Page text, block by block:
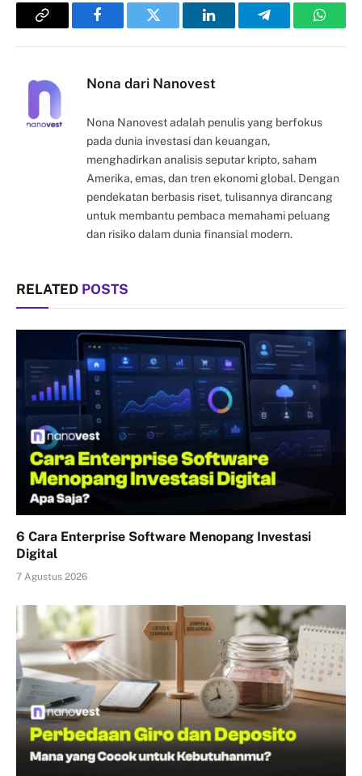
Copy
FacebookTwitter LinkedInTelegram
Nona dari Nanovest
Nona Nanovest adalah penulis yang berfokus
pada dunia investasi dan keuangan,
menghadirkan analisis seputar kripto, saham
Amerika, emas, dan tren ekonomi global. Dengan
pendekatan berbasis riset, tulisannya dirancang
untuk membantu pembaca memahami peluang
dan risiko dalam dunia finansial modern.
RELATED POSTS
6 Cara Enterprise Software Menopang Investasi
Digital
7 Agustus 2026